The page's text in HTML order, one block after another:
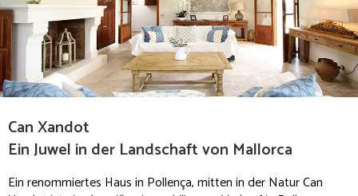
Can Xandot
Ein Juwel in der Landschaft von Mallorca
Ein renommiertes Haus in Pollença, mitten in der Natur Can